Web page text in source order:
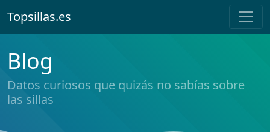
Topsillas.es
Blog
Datos curiosos que quizás no sabías sobre
las sillas